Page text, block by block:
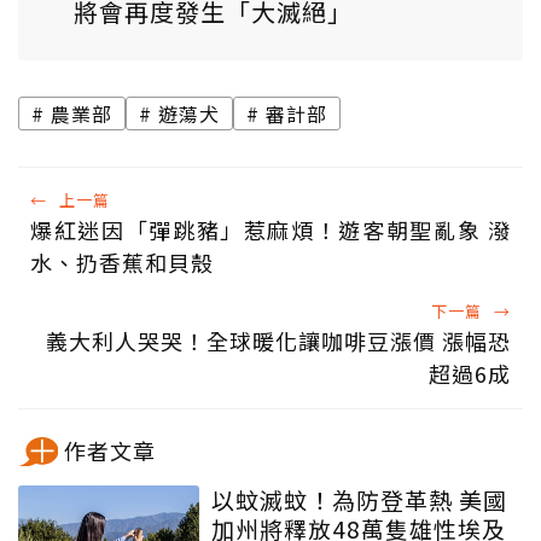
將會再度發生「大滅絕」
農業部 遊蕩犬 審計部
← 上一篇
爆紅迷因「彈跳豬」惹麻煩！遊客朝聖亂象 潑
水、扔香蕉和貝殼
下一篇 →
義大利人哭哭！全球暖化讓咖啡豆漲價 漲幅恐
超過6成
作者文章
以蚊滅蚊！為防登革熱 美國
加州將釋放48萬隻雄性埃及